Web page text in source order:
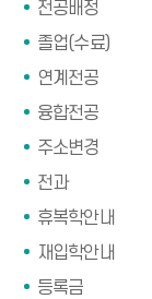
전공배정
졸업(수료)
연계전공
융합전공
주소변경
전과
휴복학안내
재입학안내
등록금